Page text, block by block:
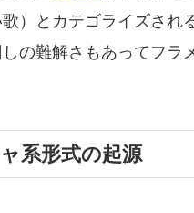
）とカテゴライズされ
の難解さもあってフラ
系形式の起源